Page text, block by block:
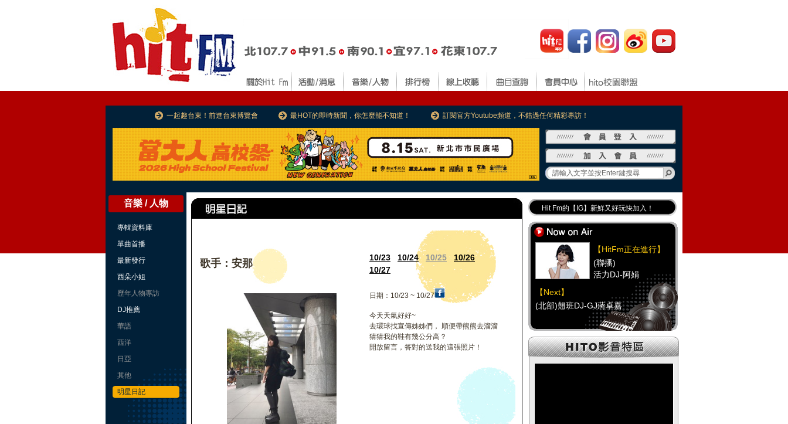
一起趣台東！前進台東博覽會 最HOT的即時新聞，你怎麼能不知道！ 訂閱官方Youtube頻道，不錯過任何精彩專訪！
音樂 / 人物
專輯資料庫
單曲首播
最新發行
西朵小姐
歷年人物專訪
DJ推薦
華語
西洋
日亞
其他
明星日記
歌手：安那 10/23 10/24 10/25
10/26
10/27
日期：10/23 ~ 10/27
今天天氣好好~
去環球找宣傳姊姊們， 順便帶熊熊去溜溜
猜猜我的鞋有幾公分高？
開放留言，答對的送我的這張照片！
Hit Fm的【IG】新鮮又好玩快加入！
Hit Fm【FB臉書粉絲團】等你加入！
最專業《DJ推薦》好音樂千萬別錯過！
好康報報 最新優惠訊息都在這！
【HitFm正在進行】
(聯播)
活力DJ-阿娟
【Next】
(北部)翹班DJ-GJ蔣卓嘉
【HitFm正在進行】
(聯播)